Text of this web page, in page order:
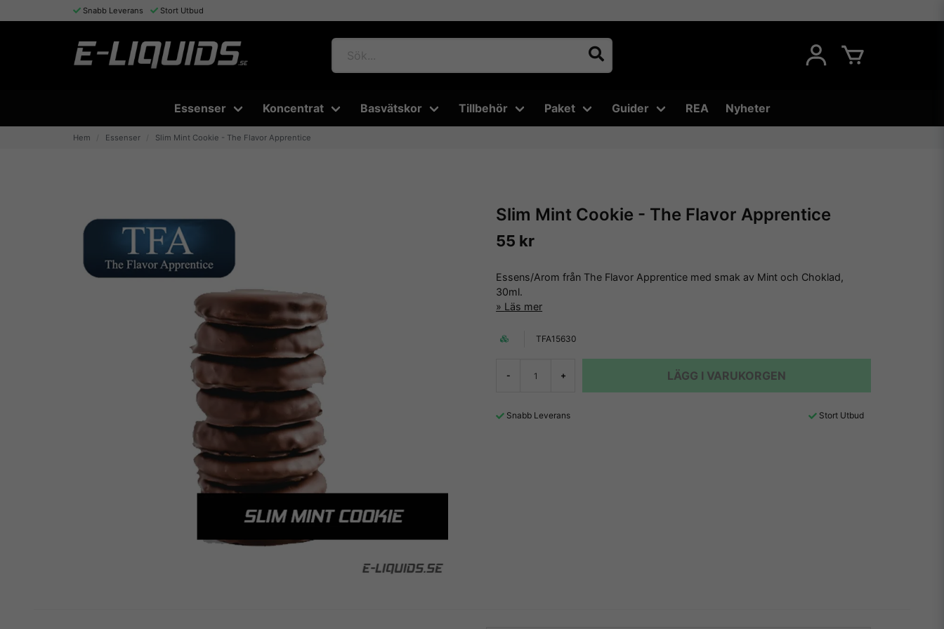
Snabb Leverans Stort Utbud
Essenser Koncentrat Basvätskor Tillbehör Paket Guider REA Nyheter
Hem Essenser Slim Mint Cookie - The Flavor Apprentice
Slim Mint Cookie - The Flavor Apprentice
55 kr
Essens/Arom från The Flavor Apprentice med smak av Mint och Choklad,
30ml.
Läs mer
TFA15630
- + LÄGG I VARUKORGEN
Snabb Leverans Stort Utbud